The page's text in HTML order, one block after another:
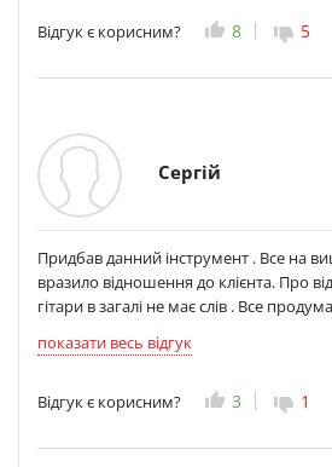
Відгук є корисним? 8 5
Сергій
Придбав данний інструмент . Все на
вразило відношення до клієнта. Про
гітари в загалі не має слів . Все
показати весь відгук
Відгук є корисним? 3 1